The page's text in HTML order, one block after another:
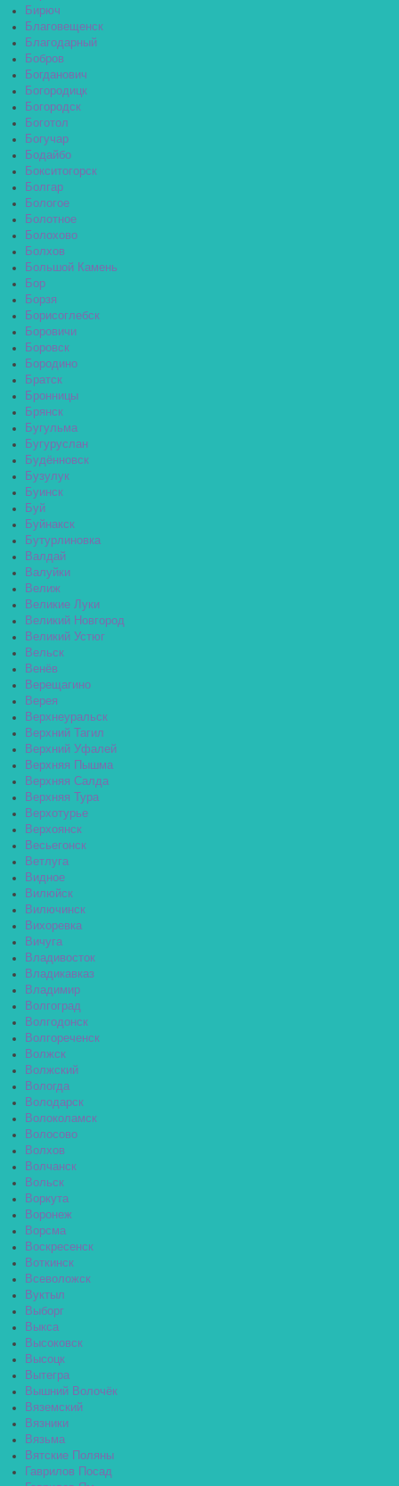
Бирюч
Благовещенск
Благодарный
Бобров
Богданович
Богородицк
Богородск
Боготол
Богучар
Бодайбо
Бокситогорск
Болгар
Бологое
Болотное
Болохово
Болхов
Большой Камень
Бор
Борзя
Борисоглебск
Боровичи
Боровск
Бородино
Братск
Бронницы
Брянск
Бугульма
Бугуруслан
Будённовск
Бузулук
Буинск
Буй
Буйнакск
Бутурлиновка
Валдай
Валуйки
Велиж
Великие Луки
Великий Новгород
Великий Устюг
Вельск
Венёв
Верещагино
Верея
Верхнеуральск
Верхний Тагил
Верхний Уфалей
Верхняя Пышма
Верхняя Салда
Верхняя Тура
Верхотурье
Верхоянск
Весьегонск
Ветлуга
Видное
Вилюйск
Вилючинск
Вихоревка
Вичуга
Владивосток
Владикавказ
Владимир
Волгоград
Волгодонск
Волгореченск
Волжск
Волжский
Вологда
Володарск
Волоколамск
Волосово
Волхов
Волчанск
Вольск
Воркута
Воронеж
Ворсма
Воскресенск
Воткинск
Всеволожск
Вуктыл
Выборг
Выкса
Высоковск
Высоцк
Вытегра
Вышний Волочёк
Вяземский
Вязники
Вязьма
Вятские Поляны
Гаврилов Посад